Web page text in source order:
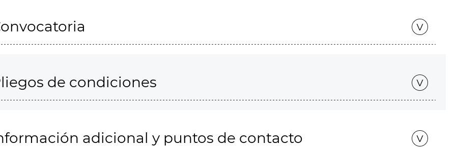
de condiciones
adicional y puntos de contacto